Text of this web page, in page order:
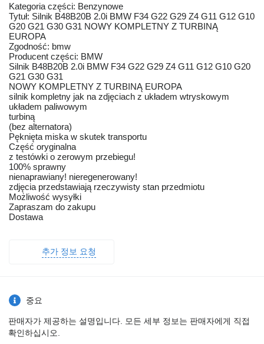
Kategoria części: Benzynowe
Tytuł: Silnik B48B20B 2.0i BMW F34 G22 G29 Z4 G11 G12 G10
G20 G21 G30 G31 NOWY KOMPLETNY Z TURBINĄ
EUROPA
Zgodność: bmw
Producent części: BMW
Silnik B48B20B 2.0i BMW F34 G22 G29 Z4 G11 G12 G10 G20
G21 G30 G31
NOWY KOMPLETNY Z TURBINĄ EUROPA
silnik kompletny jak na zdjęciach z układem wtryskowym
układem paliwowym
turbiną
(bez alternatora)
Pęknięta miska w skutek transportu
Część oryginalna
z testówki o zerowym przebiegu!
100% sprawny
nienaprawiany! nieregenerowany!
zdjęcia przedstawiają rzeczywisty stan przedmiotu
Możliwość wysyłki
Zapraszam do zakupu
Dostawa
추가 정보 요청
중요
판매자가 제공하는 설명입니다. 모든 세부 정보는 판매자에게 직접
확인하십시오.